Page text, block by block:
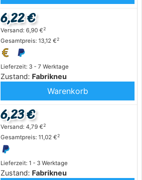
Lieferzeit: 3 - 7 Werktage
Zustand: Fabrikneu
6,22 €
Versand: 6,90 €2
Gesamtpreis: 13,12 €2
Warenkorb
Lieferzeit: 1 - 3 Werktage
Zustand: Fabrikneu
6,23 €
Versand: 4,79 €2
Gesamtpreis: 11,02 €2